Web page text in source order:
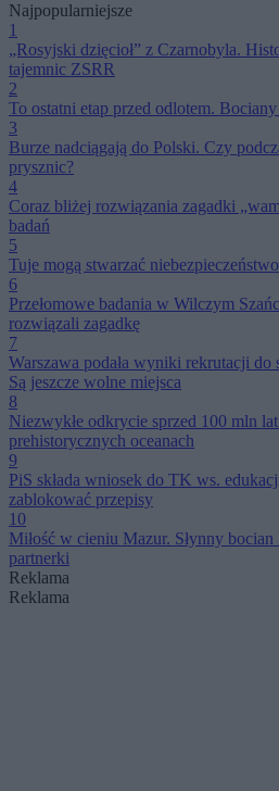
Najpopularniejsze
1
„Rosyjski dzięcioł” z Czarnobyla.
tajemnic ZSRR
2
To ostatni etap przed odlotem.
3
Burze nadciągają do Polski. Czy
prysznic?
4
Coraz bliżej rozwiązania zagadki
badań
5
Tuje mogą stwarzać
6
Przełomowe badania w Wilczym
rozwiązali zagadkę
7
Warszawa podała wyniki rekrutacji do
Są jeszcze wolne miejsca
8
Niezwykłe odkrycie sprzed 100 mln
prehistorycznych oceanach
9
PiS składa wniosek do TK ws.
zablokować przepisy
10
Miłość w cieniu Mazur. Słynny bocian
partnerki
Reklama
Reklama